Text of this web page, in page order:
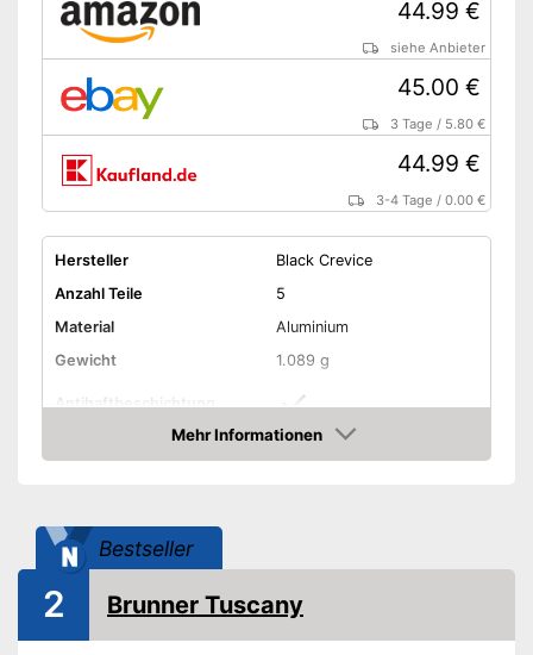
44.99 €
siehe Anbieter
45.00 €
3 Tage / 5.80 €
44.99 €
3-4 Tage /0.00 €
Hersteller
Black Crevice
Anzahl Teile
5
Material
Aluminium
Gewicht
1.089 g
Antihaftbeschichtung
Lieferumfang
Kann in der Spülmaschine
gereinigt werden
Mehr Informationen
Amazon
Bestseller
2 Brunner Tuscany